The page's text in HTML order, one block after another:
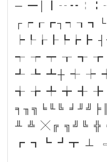
─
┝┞┟┠┡┢┣
┭ ┮ ┯ ┰ ┱ ┲
┹ ┺ ┻┼ ┽ ┾
╅ ╆ ╇ ╈ ╉ ╊
╕╖╗╘╙╚
╨ ╩ ╳╔ ╗╝╚
┏ ┓┗ ┛┳ ⊥